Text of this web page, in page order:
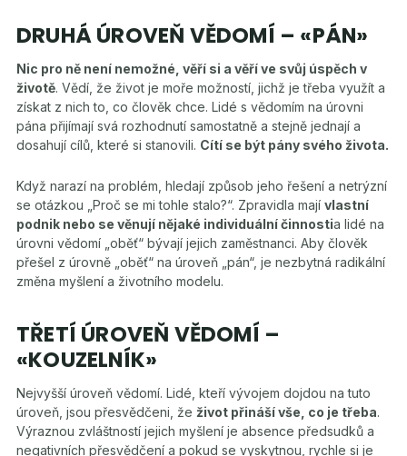
DRUHÁ ÚROVEŇ VĚDOMÍ – «PÁN»
Nic pro ně není nemožné, věří si a věří ve svůj úspěch v
životě. Vědí, že život je moře možností, jichž je třeba využít a
získat z nich to, co člověk chce. Lidé s vědomím na úrovni
pána přijímají svá rozhodnutí samostatně a stejně jednají a
dosahují cílů, které si stanovili. Cítí se být pány svého života.
Když narazí na problém, hledají způsob jeho řešení a netrýzní
se otázkou „Proč se mi tohle stalo?“. Zpravidla mají vlastní
podnik nebo se věnují nějaké individuální činnostia lidé na
úrovni vědomí „oběť“ bývají jejich zaměstnanci. Aby člověk
přešel z úrovně „oběť“ na úroveň „pán“, je nezbytná radikální
změna myšlení a životního modelu.
TŘETÍ ÚROVEŇ VĚDOMÍ –
«KOUZELNÍK»
Nejvyšší úroveň vědomí. Lidé, kteří vývojem dojdou na tuto
úroveň, jsou přesvědčeni, že život přináší vše, co je třeba.
Výraznou zvláštností jejich myšlení je absence předsudků a
negativních přesvědčení a pokud se vyskytnou, rychle si je